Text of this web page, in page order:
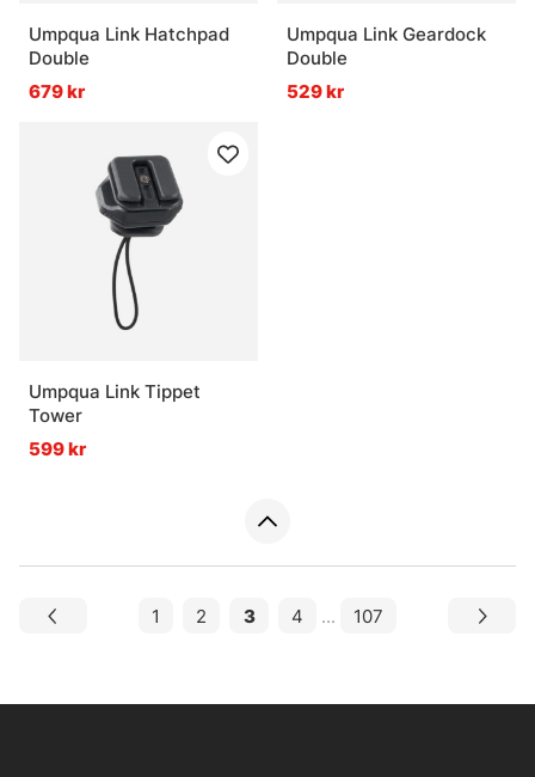
Umpqua Link Hatchpad
Double
679 kr
Umpqua Link Geardock
Double
529 kr
Umpqua Link Tippet
Tower
599 kr
1 2 3 4 ... 107